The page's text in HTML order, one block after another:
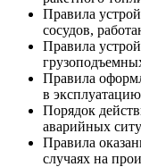
Правила
сосудов,
Правила
Правила
в эксплуатацию
Порядок
аварийных
Правила
случаях на